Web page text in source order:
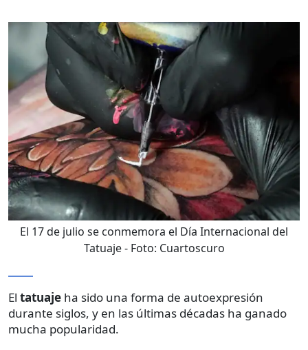
El 17 de julio se conmemora el Día Internacional del
Tatuaje- Foto: Cuartoscuro
El tatuaje ha sido una forma de autoexpresión
durante siglos, y en las últimas décadas ha ganado
mucha popularidad.